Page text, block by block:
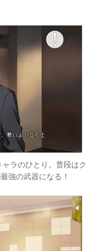
ラのひとり。普段はク
強の武器になる！